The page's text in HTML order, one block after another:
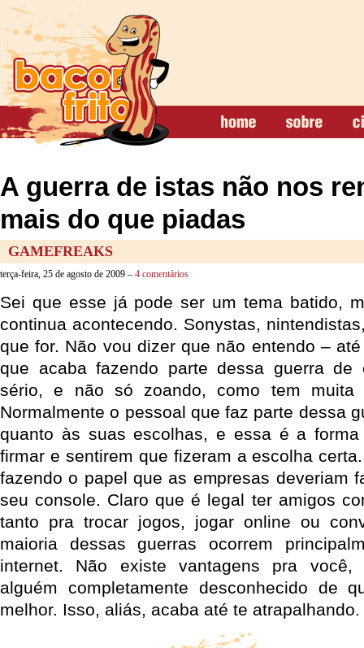
A guerra de istas não nos
mais do que piadas
GAMEFREAKS
terça-feira, 25 de agosto de 2009 – 4 comentários
Sei que esse já pode ser um tema batido,
continua acontecendo. Sonystas,
que for. Não vou dizer que não entendo –
que acaba fazendo parte dessa guerra de
sério, e não só zoando, como tem muita
Normalmente o pessoal que faz parte dessa
quanto às suas escolhas, e essa é a
firmar e sentirem que fizeram a escolha
fazendo o papel que as empresas deveriam
seu console. Claro que é legal ter amigos
tanto pra trocar jogos, jogar online ou
maioria dessas guerras ocorrem
internet. Não existe vantagens pra você,
alguém completamente desconhecido de
melhor. Isso, aliás, acaba até te atrapalhando.